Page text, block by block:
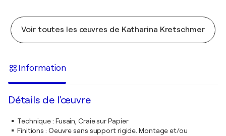
Voir toutes les œuvres de Katharina Kretschmer
Information
Détails de l'œuvre
Technique: Fusain, Craie sur Papier
Finitions : Oeuvre sans support rigide. Montage et/ou